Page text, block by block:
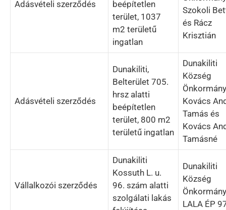
Adásvételi szerződés
beépítetlen
terület, 1037
m2 területű
ingatlan
Szokoli
és Rácz
Krisztián
Adásvételi szerződés
Dunakiliti,
Belterület 705.
hrsz alatti
beépítetlen
terület, 800 m2
területű ingatlan
Dunakiliti
Község
Kovács
Tamás és
Kovács
Tamásné
Vállalkozói szerződés
Dunakiliti
Kossuth L. u.
96. szám alatti
szolgálati lakás
Dunakiliti
Község
LALA ÉP